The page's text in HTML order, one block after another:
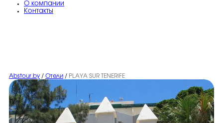
O компании
Контакты
Abstour.by / Отели / PLAYA SUR TENERIFE